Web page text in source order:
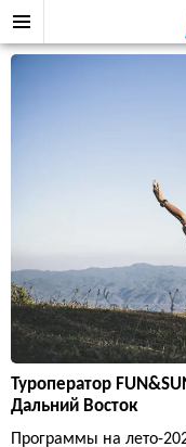
Туроператор
Дальний Восток
Программы на лето-